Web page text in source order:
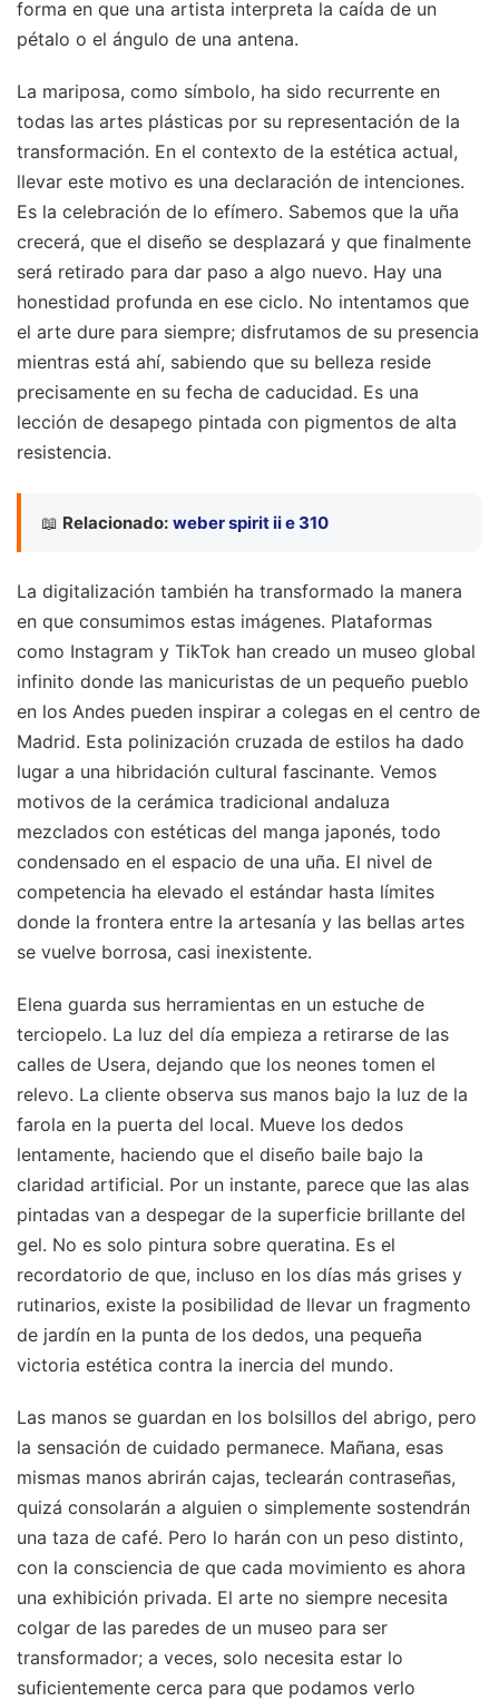
forma en que una artista interpreta la caída de un
pétalo o el ángulo de una antena.
La mariposa, como símbolo, ha sido recurrente en
todas las artes plásticas por su representación de la
transformación. En el contexto de la estética actual,
llevar este motivo es una declaración de intenciones.
Es la celebración de lo efímero. Sabemos que la uña
crecerá, que el diseño se desplazará y que finalmente
será retirado para dar paso a algo nuevo. Hay una
honestidad profunda en ese ciclo. No intentamos que
el arte dure para siempre; disfrutamos de su presencia
mientras está ahí, sabiendo que su belleza reside
precisamente en su fecha de caducidad. Es una
lección de desapego pintada con pigmentos de alta
resistencia.
📖 Relacionado: weber spirit ii e 310
La digitalización también ha transformado la manera
en que consumimos estas imágenes. Plataformas
como Instagram y TikTok han creado un museo global
infinito donde las manicuristas de un pequeño pueblo
en los Andes pueden inspirar a colegas en el centro de
Madrid. Esta polinización cruzada de estilos ha dado
lugar a una hibridación cultural fascinante. Vemos
motivos de la cerámica tradicional andaluza
mezclados con estéticas del manga japonés, todo
condensado en el espacio de una uña. El nivel de
competencia ha elevado el estándar hasta límites
donde la frontera entre la artesanía y las bellas artes
se vuelve borrosa, casi inexistente.
Elena guarda sus herramientas en un estuche de
terciopelo. La luz del día empieza a retirarse de las
calles de Usera, dejando que los neones tomen el
relevo. La cliente observa sus manos bajo la luz de la
farola en la puerta del local. Mueve los dedos
lentamente, haciendo que el diseño baile bajo la
claridad artificial. Por un instante, parece que las alas
pintadas van a despegar de la superficie brillante del
gel. No es solo pintura sobre queratina. Es el
recordatorio de que, incluso en los días más grises y
rutinarios, existe la posibilidad de llevar un fragmento
de jardín en la punta de los dedos, una pequeña
victoria estética contra la inercia del mundo.
Las manos se guardan en los bolsillos del abrigo, pero
la sensación de cuidado permanece. Mañana, esas
mismas manos abrirán cajas, teclearán contraseñas,
quizá consolarán a alguien o simplemente sostendrán
una taza de café. Pero lo harán con un peso distinto,
con la consciencia de que cada movimiento es ahora
una exhibición privada. El arte no siempre necesita
colgar de las paredes de un museo para ser
transformador; a veces, solo necesita estar lo
suficientemente cerca para que podamos verlo